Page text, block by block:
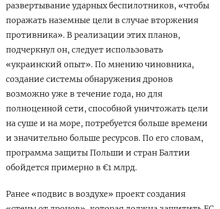
развертывание ударных беспилотников, «чтобы
поражать наземные цели в случае вторжения
противника». В реализации этих планов,
подчеркнул он, следует использовать
«украинский опыт». По мнению чиновника,
создание системы обнаружения дронов
возможно уже в течение года, но для
полноценной сети, способной уничтожать цели
на суше и на море, потребуется больше времени
и значительно больше ресурсов. По его словам,
программа защиты Польши и стран Балтии
обойдется примерно в €1 млрд.
Ранее «подвис в воздухе» проект создания